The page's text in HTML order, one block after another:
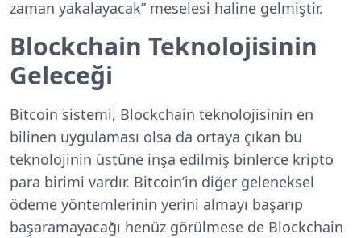
zaman yakalayacak’’ meselesi haline gelmiştir.
Blockchain Teknolojisinin
Geleceği
Bitcoin sistemi, Blockchain teknolojisinin en
bilinen uygulaması olsa da ortaya çıkan bu
teknolojinin üstüne inşa edilmiş binlerce kripto
para birimi vardır. Bitcoin’in diğer geleneksel
ödeme yöntemlerinin yerini almayı başarıp
başaramayacağı henüz görülmese de Blockchain